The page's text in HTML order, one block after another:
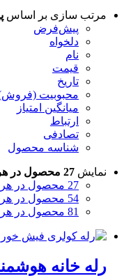
مرتب سازی بر اساس
پیش‌فرض
دلخواه
نام
قیمت
تاریخ
محبوبیت
میانگین امتیاز
ارتباط
تصادفی
شناسه محصول
نمایش 27 محصول در هر برگه
27 محصول در هر برگه
54 محصول در هر برگه
81 محصول در هر برگه
رله خانه هوشمند رله 12